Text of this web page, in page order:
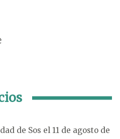
de Sos el 11 de agosto de